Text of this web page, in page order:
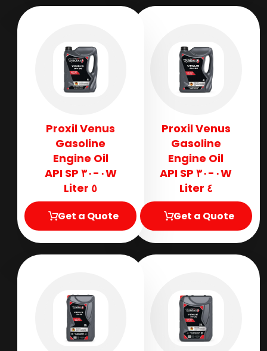
Proxil Venus
Gasoline
Engine Oil
٠W-٣٠ API SP
٤ Liter
Get a Quote
Proxil Venus
Gasoline
Engine Oil
٠W-٣٠ API SP
٥ Liter
Get a Quote